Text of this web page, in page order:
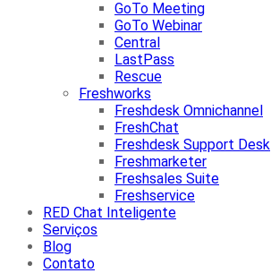
GoTo Meeting
GoTo Webinar
Central
LastPass
Rescue
Freshworks
Freshdesk Omnichannel
FreshChat
Freshdesk Support Desk
Freshmarketer
Freshsales Suite
Freshservice
RED Chat Inteligente
Serviços
Blog
Contato